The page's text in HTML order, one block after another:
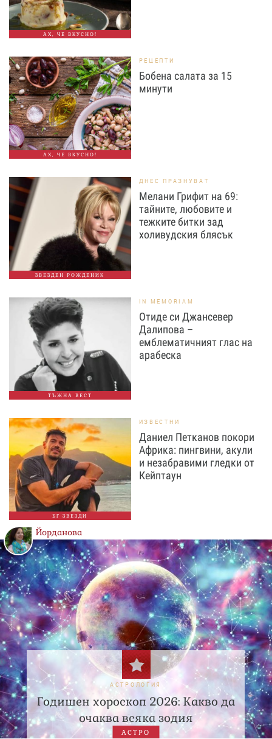
АХ, ЧЕ ВКУСНО!
АХ, ЧЕ ВКУСНО!
РЕЦЕПТИ
Бобена салата за 15
минути
ЗВЕЗДЕН РОЖДЕНИК
ДНЕС ПРАЗНУВАТ
Мелани Грифит на 69:
тайните, любовите и
тежките битки зад
холивудския блясък
ТЪЖНА ВЕСТ
IN MEMORIAM
Отиде си Джансевер
Далипова –
емблематичният глас на
арабеска
БГ ЗВЕЗДИ
ИЗВЕСТНИ
Даниел Петканов покори
Африка: пингвини, акули
и незабравими гледки от
Кейптаун
Йорданова
АСТРОЛОГИЯ
Годишен хороскоп 2026: Какво да
очаква всяка зодия
АСТРО